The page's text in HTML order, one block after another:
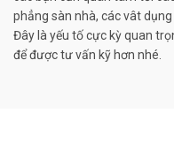
phẳng sàn nhà, các vât
Đây là yếu tố cực kỳ quan
để được tư vấn kỹ hơn nhé.